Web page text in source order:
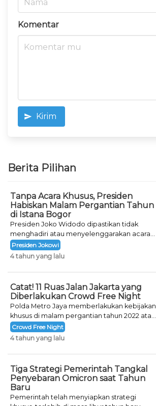
Komentar
Kirim
Berita Pilihan
Tanpa Acara Khusus, Presiden
Habiskan Malam Pergantian Tahun
di Istana Bogor
Presiden Joko Widodo dipastikan tidak
menghadiri atau menyelenggarakan acara
khusus untuk mengisi malam pergantian
tahun.
Presiden Jokowi
4 tahun yang lalu
Catat! 11 Ruas Jalan Jakarta yang
Diberlakukan Crowd Free Night
Polda Metro Jaya memberlakukan kebijakan
khusus di malam pergantian tahun 2022 atau
Crowd Free Night selama dua hari.
Crowd Free Night
4 tahun yang lalu
Tiga Strategi Pemerintah Tangkal
Penyebaran Omicron saat Tahun
Baru
Pemerintah telah menyiapkan strategi